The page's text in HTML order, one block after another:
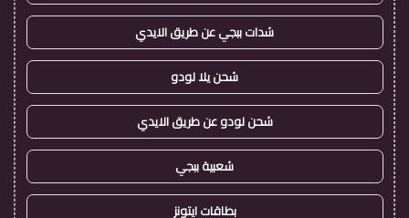
شدات ببجي عن طريق الايدي
شحن يلا لودو
شحن لودو عن طريق الايدي
شعبية ببجي
بطاقات ايتونز